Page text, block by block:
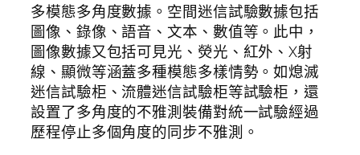
多模態多角度數據。空間迷信試驗數據包括
圖像、錄像、語音、文本、數值等。此中，
圖像數據又包括可見光、熒光、紅外、X射
線、顯微等涵蓋多種模態多樣情勢。如熄滅
迷信試驗柜、流體迷信試驗柜等試驗柜，還
設置了多角度的不雅測裝備對統一試驗經過
歷程停止多個角度的同步不雅測。